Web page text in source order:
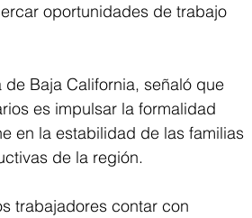
oportunidades de trabajo
Baja California, señaló que
es impulsar la formalidad
en la estabilidad de las familias
de la región.
trabajadores contar con